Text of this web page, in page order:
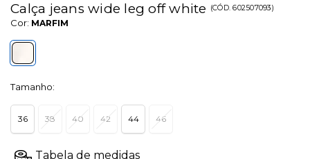
Calça jeans wide leg off white (CÓD.602507093)
Cor: MARFIM
Tamanho:
36 38 40 42 44 46